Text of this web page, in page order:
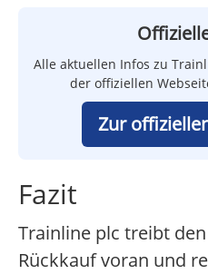
Alle aktuellen Infos zu
der offiziellen
Zur
Fazit
Trainline plc treibt
Rückkauf voran und